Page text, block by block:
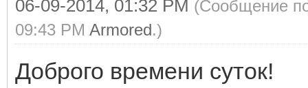
06-09-2014, 01:32 PM (Сообщение
09:43 PM Armored.)
Доброго времени суток!